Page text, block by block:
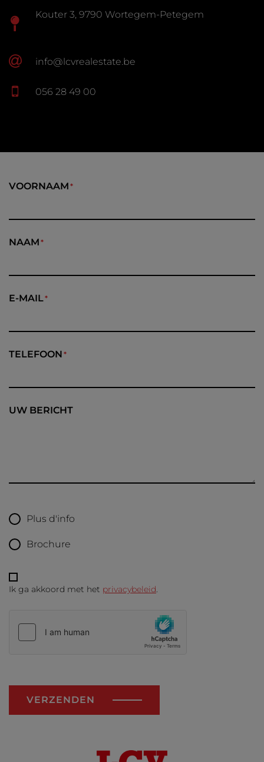
Kouter 3, 9790 Wortegem-Petegem
info@lcvrealestate.be
056 28 49 00
VOORNAAM
NAAM
E-MAIL
TELEFOON
UW BERICHT
Plus d'info
Brochure
Ik ga akkoord met het privacybeleid.
VERZENDEN